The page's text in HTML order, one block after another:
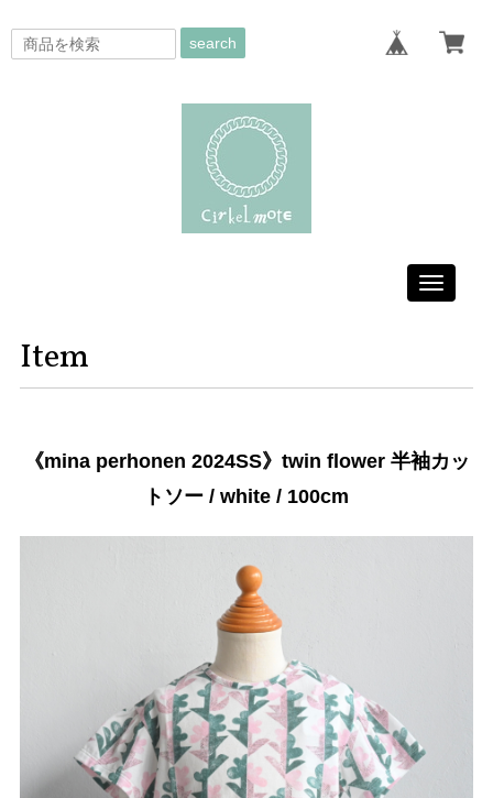
search
Toggle
Item
《mina perhonen 2024SS》twin flower 半袖カッ
トソー / white / 100cm